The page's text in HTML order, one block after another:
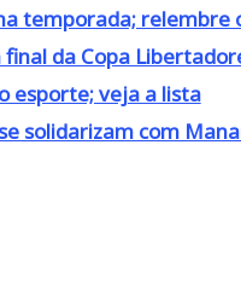
temporada; relembre
final da Copa
esporte; veja a lista
solidarizam com